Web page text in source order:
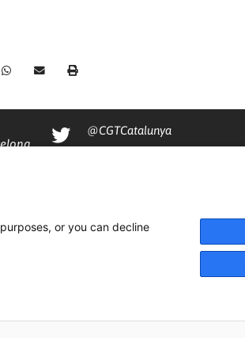
@CGTCatalunya
or you can decline